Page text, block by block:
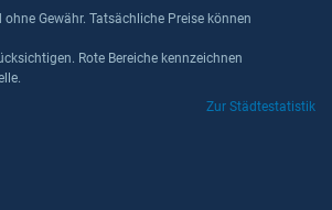
Gewähr. Tatsächliche Preise können
Rote Bereiche kennzeichnen
Zur Städtestatistik